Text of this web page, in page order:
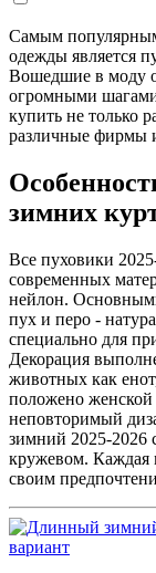
Самым
одежды является
Вошедшие в моду
огромными
купить не только
различные фирмы
зимних
Все пуховики
современных
нейлон.
пух и перо -
специально для
Декорация
животных как
положено
неповторимый
зимний 2025-2026
кружевом. Каждая
своим
вариант